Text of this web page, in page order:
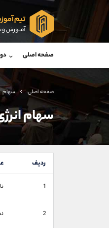
صفحه اصلی
صفحه اصلی سهام
سهام
ردیف
1
2
واتساپ
داخلی
اطلاعات تماس
تلفن
بدون پیش شماره